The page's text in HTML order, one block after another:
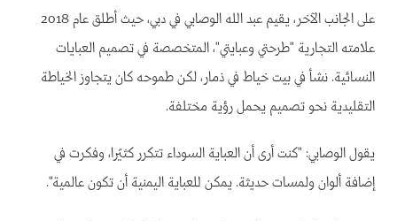
على الجانب الآخر، يقيم عبد الله الوصابي في دبي، حيث أطلق عام 2018
علامته التجارية "طرحتي وعبايتي"، المتخصصة في تصميم العبايات
النسائية. نشأ في بيت خياط في ذمار، لكن طموحه كان يتجاوز الخياطة
التقليدية نحو تصميم يحمل رؤية مختلفة.
يقول الوصابي: "كنت أرى أن العباية السوداء تتكرر كثيرًا، وفكرت في
إضافة ألوان ولمسات حديثة. يمكن للعباية اليمنية أن تكون عالمية".